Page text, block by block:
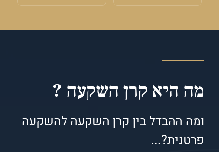
מה היא קרן השקעה ?
ומה ההבדל בין קרן השקעה להשקעה
פרטנית?...